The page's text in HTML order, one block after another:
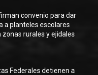
convenio para dar
a planteles escolares
rurales y ejidales
Federales detienen a